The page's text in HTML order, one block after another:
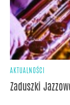
AKTUALNOŚCI
Zaduszki